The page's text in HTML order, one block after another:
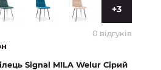
+3
0 відгуків
Signal MILA Welur Сірий